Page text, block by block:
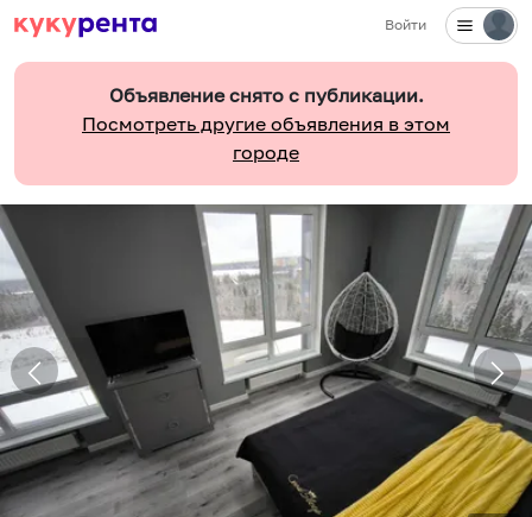
Войти
Объявление снято с публикации.
Посмотреть другие объявления в этом
городе
✕